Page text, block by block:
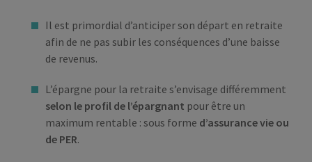
Il est primordial d’anticiper son départ en retraite
afin de ne pas subir les conséquences d’une baisse
de revenus.
L’épargne pour la retraite s’envisage différemment
selon le profil de l’épargnant pour être un
maximum rentable : sous forme d’assurance vie ou
de PER.